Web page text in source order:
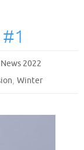
News 2022
,Winter